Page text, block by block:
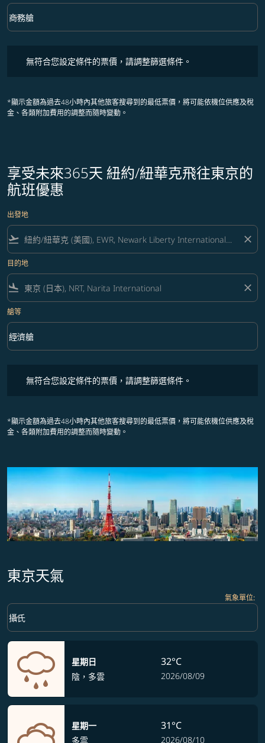
艙等 option 商務艙 Selected
商務艙
keyboard_arrow_down
無符合您設定條件的票價，請調整篩選條件。
*顯示金額為過去48小時內其他旅客搜尋到的最低票價，將可能依機位供應及稅
金、各類附加費用的調整而隨時變動。
享受未來365天 紐約/紐華克飛往東京的
航班優惠
出發地
flight_takeoff close
目的地
flight_land close
艙等
艙等 option 經濟艙 Selected
經濟艙
keyboard_arrow_down
無符合您設定條件的票價，請調整篩選條件。
*顯示金額為過去48小時內其他旅客搜尋到的最低票價，將可能依機位供應及稅
金、各類附加費用的調整而隨時變動。
東京天氣
氣象單位:
Weather unit option 攝氏 Selected
攝氏
keyboard_arrow_down
星期日
陰，多雲
32°C
2026/08/09
星期一
多雲
31°C
2026/08/10